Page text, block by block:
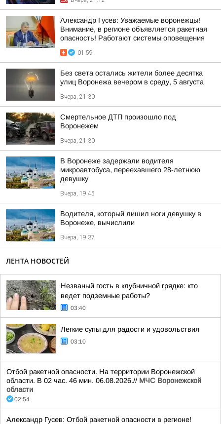
Александр Гусев: Уважаемые воронежцы!
Внимание, в регионе объявляется ракетная
опасность! Работают системы оповещения
01:59
Без света остались жители более десятка
улиц Воронежа вечером в среду, 5 августа
Вчера, 21:30
Смертельное ДТП произошло под
Воронежем
Вчера, 21:30
В Воронеже задержали водителя
микроавтобуса, переехавшего 28-летнюю
девушку
Вчера, 19:45
Водителя, который лишил ноги девушку в
Воронеже, вычислили
Вчера, 19:37
ЛЕНТА НОВОСТЕЙ
Незваный гость в клубничной грядке: кто
ведет подземные работы?
03:40
Легкие супы для радости и удовольствия
03:10
Отбой ракетной опасности. На территории Воронежской
области. В 02 час. 46 мин. 06.08.2026.// МЧС Воронежской
области
02:54
Александр Гусев: Отбой ракетной опасности в регионе!